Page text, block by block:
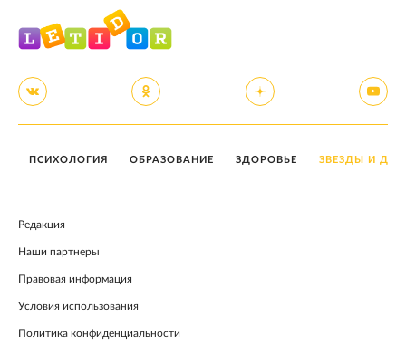
ПСИХОЛОГИЯ ОБРАЗОВАНИЕ ЗДОРОВЬЕ ЗВЕЗДЫ И
Редакция
Наши партнеры
Правовая информация
Условия использования
Политика конфиденциальности